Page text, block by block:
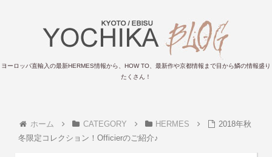
ヨーロッパ直輸入の最新HERMES情報から、HOW TO、最新作や京都情報まで目から鱗の情報盛り
たくさん！
ホーム CATEGORY HERMES
2018年秋
冬限定コレクション！Officierのご紹介♪